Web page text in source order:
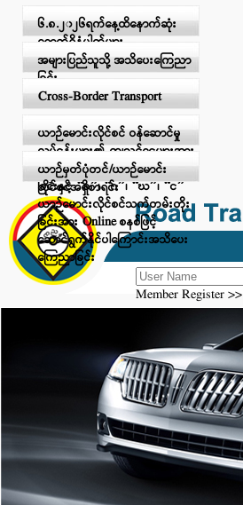
၆.၈.၂၀၂၆ရက်နေ့ထိနောက်ဆုံး
ရောက်ရှိနံပါတ်များ
အများပြည်သူသို့ အသိပေးကြေညာ
ခြင်း
Cross-Border Transport
ယာဉ်မောင်းလိုင်စင် ဝန်ဆောင်မှု
လုပ်ငန်းများ၏ ကျသင့်ငွေများအား
Digital Payment ဖြင့် ငွေပေးချေ
ခြင်းနှင့် “ခ”၊ “ဂ”၊ “ဃ”၊ “င”
ယာဉ်မောင်းလိုင်စင်သက်တမ်းတိုး
ခြင်းအား Online စနစ်ဖြင့်
ဆောင်ရွက်နိုင်ပါကြောင်းအသိပေး
ကြေညာခြင်း
ယာဉ်မှတ်ပုံတင်/ယာဉ်မောင်း
လိုင်စင်အရှိစာရင်း
Member Register >>